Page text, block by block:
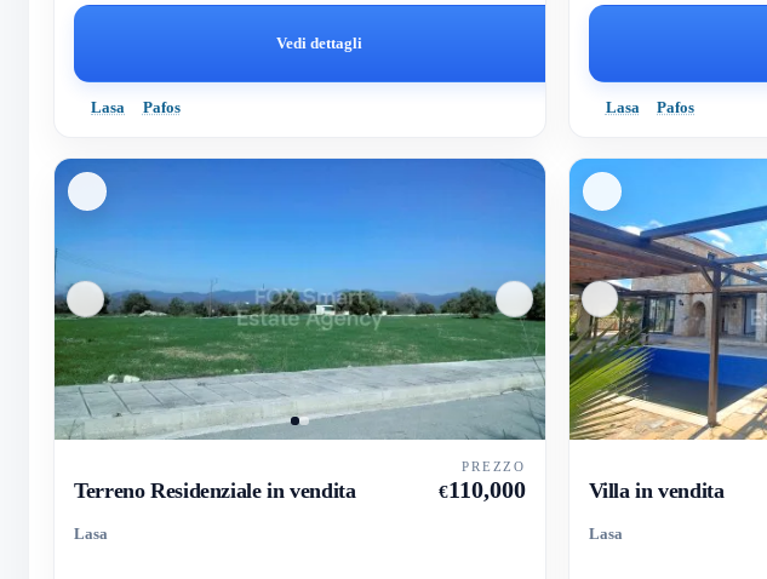
Vedi dettagli
Lasa Pafos Lasa Pafos
Terreno Residenziale in vendita
Lasa
PREZZO
€110,000 Villa in vendita
Lasa